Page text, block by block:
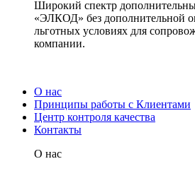
Широкий спектр
«ЭЛКОД» без дополнительной
льготных условиях для
компании.
О нас
Принципы работы с Клиентами
Центр контроля качества
Контакты
О нас